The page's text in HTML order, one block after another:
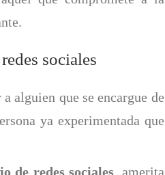
sociales
alguien que se encargue de
ya experimentada que
de redes sociales, amerita